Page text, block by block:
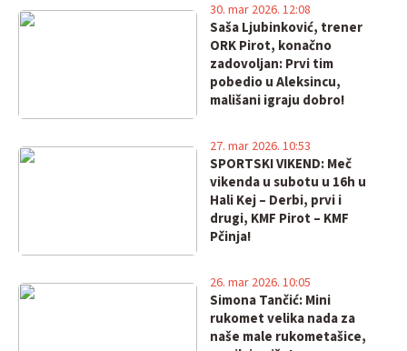
Saša Ljubinković, trener
ORK Pirot, konačno
zadovoljan: Prvi tim
pobedio u Aleksincu,
mališani igraju dobro!
30. mar 2026. 12:08
SPORTSKI VIKEND: Meč
vikenda u subotu u 16h u
Hali Kej – Derbi, prvi i
drugi, KMF Pirot – KMF
Pčinja!
27. mar 2026. 10:53
Simona Tančić: Mini
rukomet velika nada za
naše male rukometašice,
26. mar 2026. 10:05